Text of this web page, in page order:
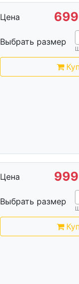
Цена
Выбрать размер
Цена
Выбрать размер